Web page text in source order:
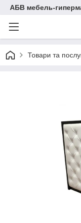
АБВ мебель-
Товари та